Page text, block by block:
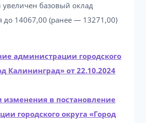
базовый оклад
до 14067,00 (ранее — 13271,00)
администрации городского
Калининград» от 22.10.2024
изменения в постановление
городского округа «Город